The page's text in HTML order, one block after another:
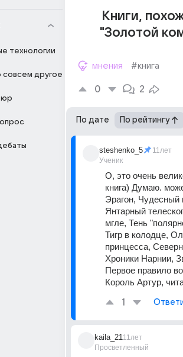
технологии
совсем другое
Книги,
"Золотой
мнения #книга
0 2
По дате По рейтингу
steshenko_5
Ученик
11лет
О, это очень
книга) Думаю.
Эрагон, Чудесный
Янтарный
мгле, Тень
Тигр в колодце,
принцесса,
Хроники Нарнии,
Первое правило
Король Артур,
1
kaila_21
Просветленный
11лет